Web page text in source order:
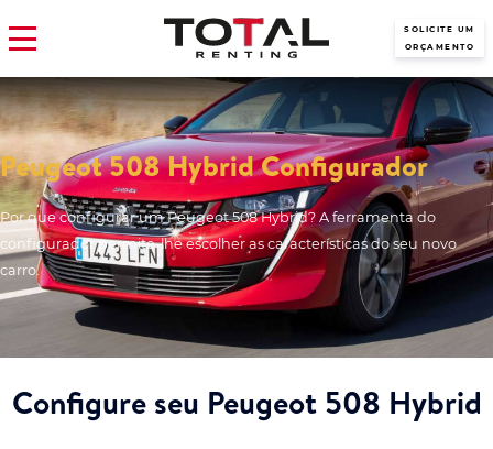
SOLICITE UM
ORÇAMENTO
Peugeot 508 Hybrid Configurador
Por que configurar um Peugeot 508 Hybrid? A ferramenta do
configurador permite-lhe escolher as características do seu novo
carro.
Configure seu Peugeot 508 Hybrid